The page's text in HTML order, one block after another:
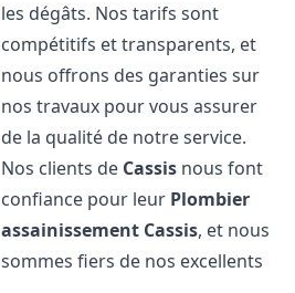
les dégâts. Nos tarifs sont
compétitifs et transparents, et
nous offrons des garanties sur
nos travaux pour vous assurer
de la qualité de notre service.
Nos clients de Cassis nous font
confiance pour leur Plombier
assainissement Cassis, et nous
sommes fiers de nos excellents